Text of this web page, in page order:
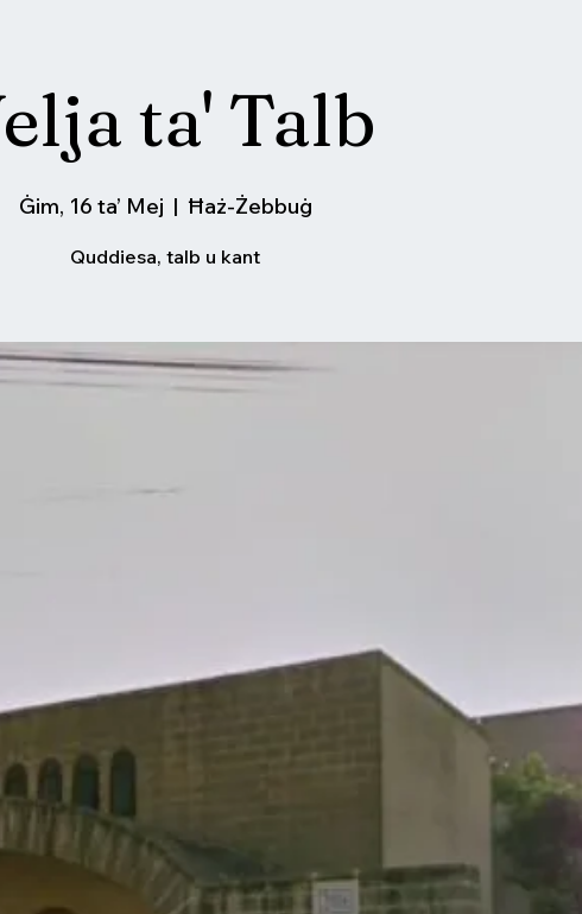
ta' Talb
Ġim, 16 ta’ Mej
  |
Ħaż-Żebbuġ
Quddiesa, talb u kant